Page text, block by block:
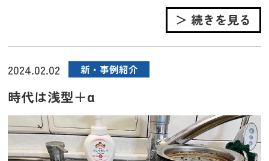
＞ 続きを見る
2024.02.02 新・事例紹介
時代は浅型＋α